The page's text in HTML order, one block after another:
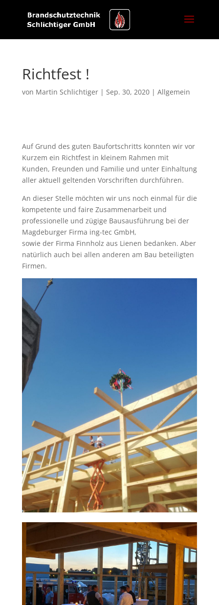
Richtfest !
von Martin Schlichtiger| Sep. 30, 2020| Allgemein
Auf Grund des guten Baufortschritts konnten wir vor
Kurzem ein Richtfest in kleinem Rahmen mit
Kunden, Freunden und Familie und unter Einhaltung
aller aktuell geltenden Vorschriften durchführen.
An dieser Stelle möchten wir uns noch einmal für die
kompetente und faire Zusammenarbeit und
professionelle und zügige Bausausführung bei der
Magdeburger Firma ing-tec GmbH,
sowie der Firma Finnholz aus Lienen bedanken. Aber
natürlich auch bei allen anderen am Bau beteiligten
Firmen.